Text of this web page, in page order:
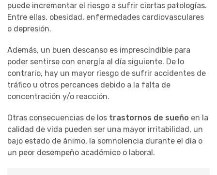
puede incrementar el riesgo a sufrir ciertas patologías.
Entre ellas, obesidad, enfermedades cardiovasculares
o depresión.
Además, un buen descanso es imprescindible para
poder sentirse con energía al día siguiente. De lo
contrario, hay un mayor riesgo de sufrir accidentes de
tráfico u otros percances debido a la falta de
concentración y/o reacción.
Otras consecuencias de los trastornos de sueño en la
calidad de vida pueden ser una mayor irritabilidad, un
bajo estado de ánimo, la somnolencia durante el día o
un peor desempeño académico o laboral.